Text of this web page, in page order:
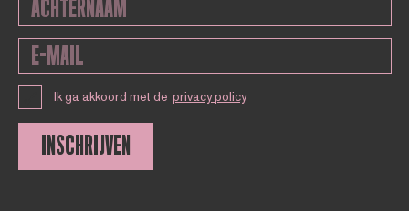
Ik ga akkoord met de privacy policy
INSCHRIJVEN